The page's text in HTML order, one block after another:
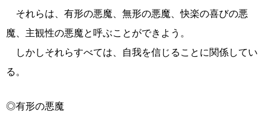
それらは、有形の悪魔、無形の悪魔、快楽の喜びの悪
魔、主観性の悪魔と呼ぶことができよう。
しかしそれらすべては、自我を信じることに関係してい
る。
◎有形の悪魔